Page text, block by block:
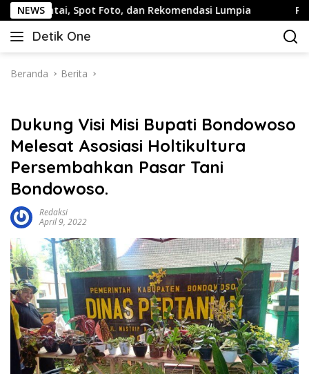
Langsung
ke
konten
NEWS
Foto, dan Rekomendasi Lumpia Panduan Wisata
Detik One
Tajam
Fakta
Beranda Berita
Dukung Visi Misi Bupati Bondowoso
Melesat Asosiasi Holtikultura
Persembahkan Pasar Tani
Bondowoso.
Redaksi
April 9, 2022